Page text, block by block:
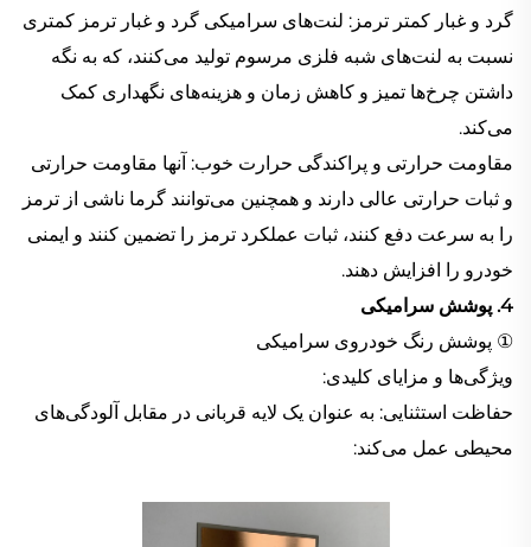
گرد و غبار کمتر ترمز: لنت‌های سراميکی گرد و غبار ترمز کمتری
نسبت به لنت‌های شبه فلزی مرسوم توليد می‌کنند، که به نگه
داشتن چرخ‌ها تميز و کاهش زمان و هزينه‌های نگهداری کمک
می‌کند.
مقاومت حرارتی و پراکندگی حرارت خوب: آنها مقاومت حرارتی
و ثبات حرارتی عالی دارند و همچنين می‌توانند گرما ناشی از ترمز
را به سرعت دفع کنند، ثبات عملکرد ترمز را تضمين کنند و ايمنی
خودرو را افزايش دهند.
4. پوشش سراميکی
① پوشش رنگ خودروی سراميکی
ویژگی‌ها و مزایای کلیدی:
حفاظت استثنایی: به عنوان يک لايه قربانی در مقابل آلودگی‌های
محيطی عمل می‌کند: